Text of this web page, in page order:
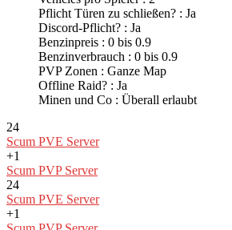
Pflicht Türen zu schließen? : Ja
Discord-Pflicht? : Ja
Benzinpreis : 0 bis 0.9
Benzinverbrauch : 0 bis 0.9
PVP Zonen : Ganze Map
Offline Raid? : Ja
Minen und Co : Überall erlaubt
24
Scum PVE Server
+1
Scum PVP Server
24
Scum PVE Server
+1